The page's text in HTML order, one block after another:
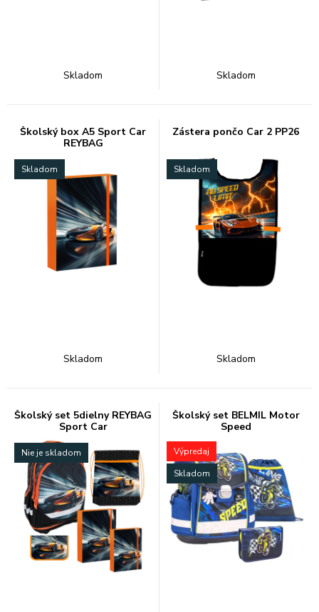
Skladom Skladom
Školský box A5 Sport Car
REYBAG
Skladom
Skladom
Zástera pončo Car 2 PP26
Skladom
Skladom
Školský set 5dielny REYBAG
Sport Car
Nie je skladom
Školský set BELMIL Motor
Speed
Výpredaj
Skladom